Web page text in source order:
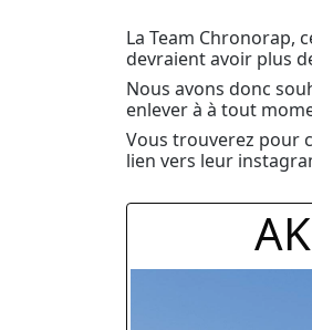
La Team Chronorap,
devraient avoir plus
Nous avons donc
enlever à à tout
Vous trouverez pour
lien vers leur